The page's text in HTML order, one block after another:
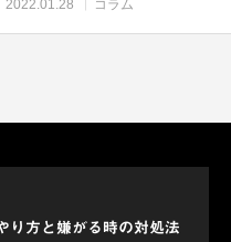
2022.01.28
コラム
り方と嫌がる時の対処法